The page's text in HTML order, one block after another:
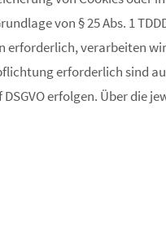
von § 25 Abs. 1
verarbeiten
erforderlich sind
erfolgen. Über die